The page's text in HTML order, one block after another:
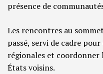
présence de
Les rencontres au
passé, servi de cadre
régionales et coordonner
États voisins.